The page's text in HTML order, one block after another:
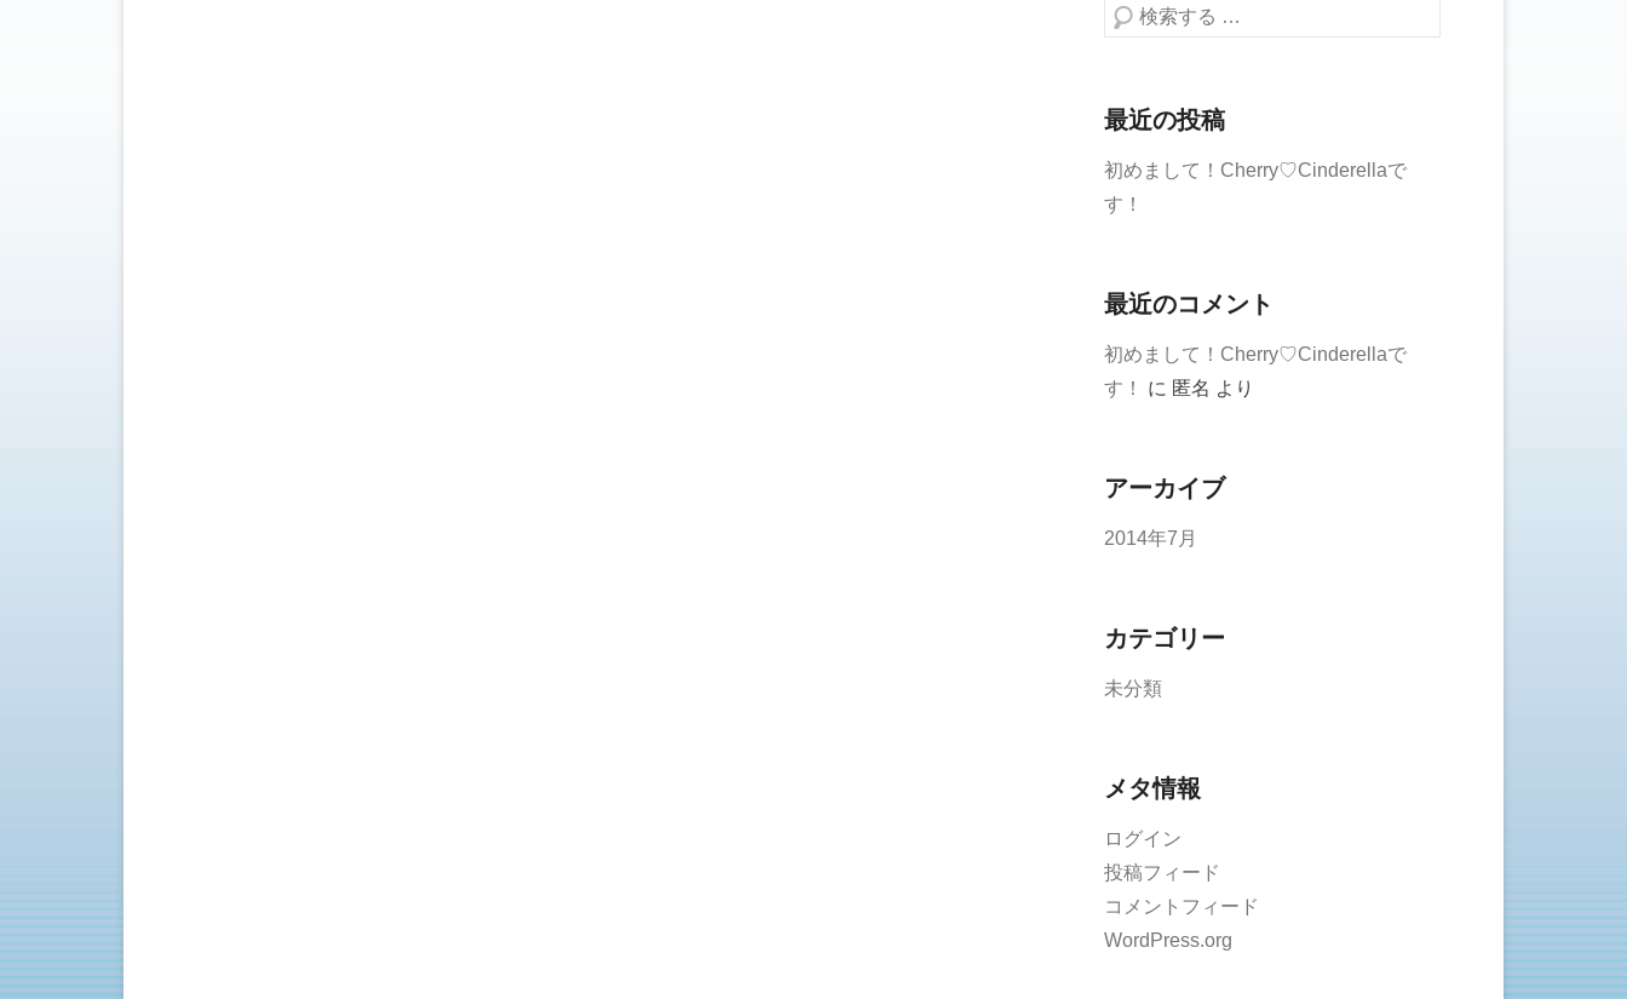
検索する
最近の投稿
初めまして！Cherry♡Cinderellaで
す！
最近のコメント
初めまして！Cherry♡Cinderellaで
す！
に 匿名 より
アーカイブ
2014年7月
カテゴリー
未分類
メタ情報
ログイン
投稿フィード
コメントフィード
WordPress.org